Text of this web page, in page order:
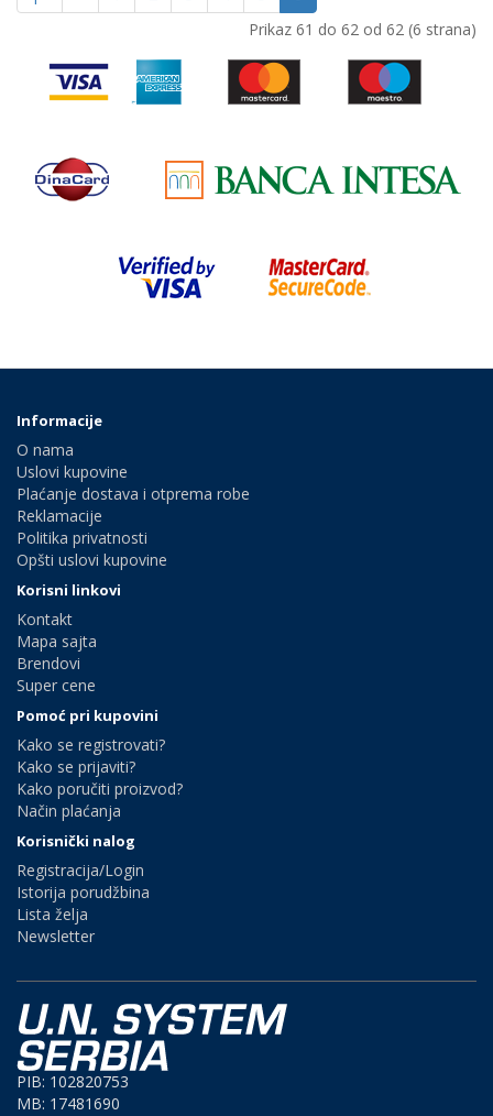
Prikaz 61 do 62 od 62 (6 strana)
Informacije
O nama
Uslovi kupovine
Plaćanje dostava i otprema robe
Reklamacije
Politika privatnosti
Opšti uslovi kupovine
Korisni linkovi
Kontakt
Mapa sajta
Brendovi
Super cene
Pomoć pri kupovini
Kako se registrovati?
Kako se prijaviti?
Kako poručiti proizvod?
Način plaćanja
Korisnički nalog
Registracija/Login
Istorija porudžbina
Lista želja
Newsletter
PIB: 102820753
MB: 17481690